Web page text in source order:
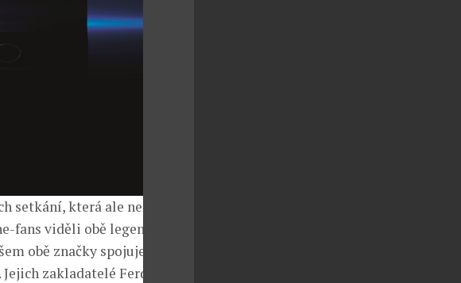
setkání, která ale nejsou
fans viděli obě legendární
obě značky spojuje
zakladatelé Ferdinand